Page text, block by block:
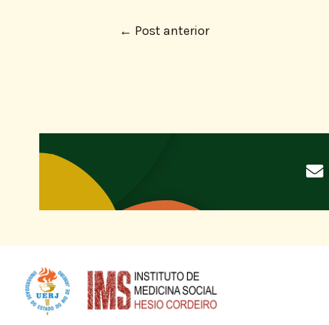
← Post anterior